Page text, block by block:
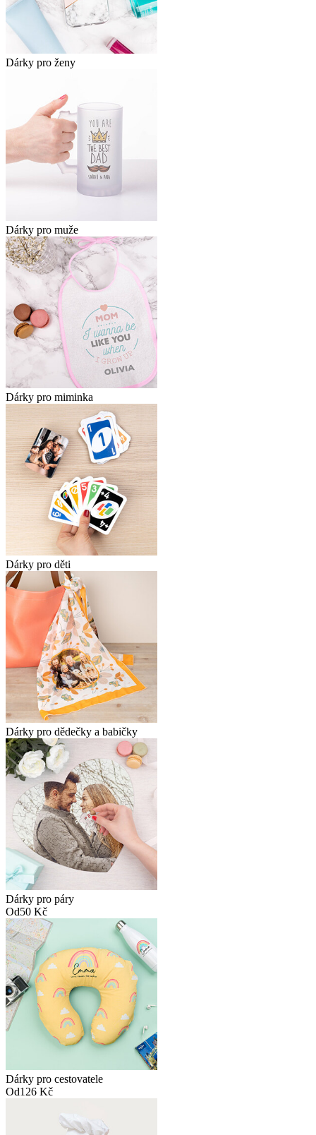
Dárky pro ženy
Dárky pro muže
Dárky pro miminka
Dárky pro děti
Dárky pro dědečky a babičky
Dárky pro páry
Od50 Kč
Dárky pro cestovatele
Od126 Kč